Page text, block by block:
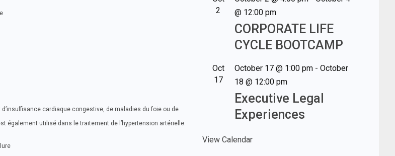
cardiaque congestive, de maladies du foie ou de
également utilisé dans le traitement de l’hypertension artérielle.
2
@ 12:00 pm
CORPORATE LIFE
CYCLE BOOTCAMP
Oct
17
October 17 @ 1:00 pm- October
18 @ 12:00 pm
Executive Legal
Experiences
View Calendar